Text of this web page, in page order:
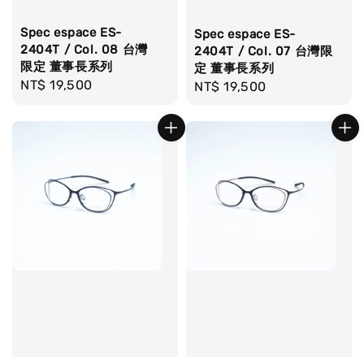
Spec espace ES-
2404T / Col. 08 台灣
限定 董事長系列
Regular
NT$ 19,500
Spec espace ES-
2404T / Col. 07 台灣限
定 董事長系列
Regular
NT$ 19,500